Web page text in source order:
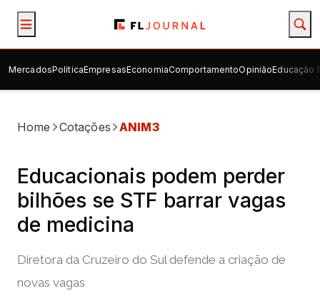
MercadosPolíticaEmpresasEconomiaComportamentoOpiniãoEducação
Home Cotações ANIM3
Educacionais podem perder
bilhões se STF barrar vagas
de medicina
Diretora da Cruzeiro do Sul defende a criação de
novas vagas